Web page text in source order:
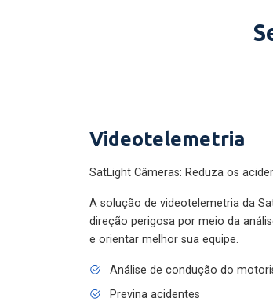
Videotelemetria
SatLight Câmeras: Reduza os
A solução de videotelemetria da
direção perigosa por meio da
e orientar melhor sua equipe.
Análise de condução do
Previna acidentes